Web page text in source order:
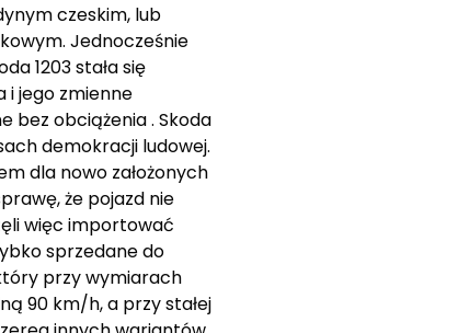
czeskim, lub
Jednocześnie
1203 stała się
i jego zmienne
bez obciążenia . Skoda
demokracji ludowej.
dla nowo założonych
że pojazd nie
więc importować
sprzedane do
przy wymiarach
90 km/h, a przy stałej